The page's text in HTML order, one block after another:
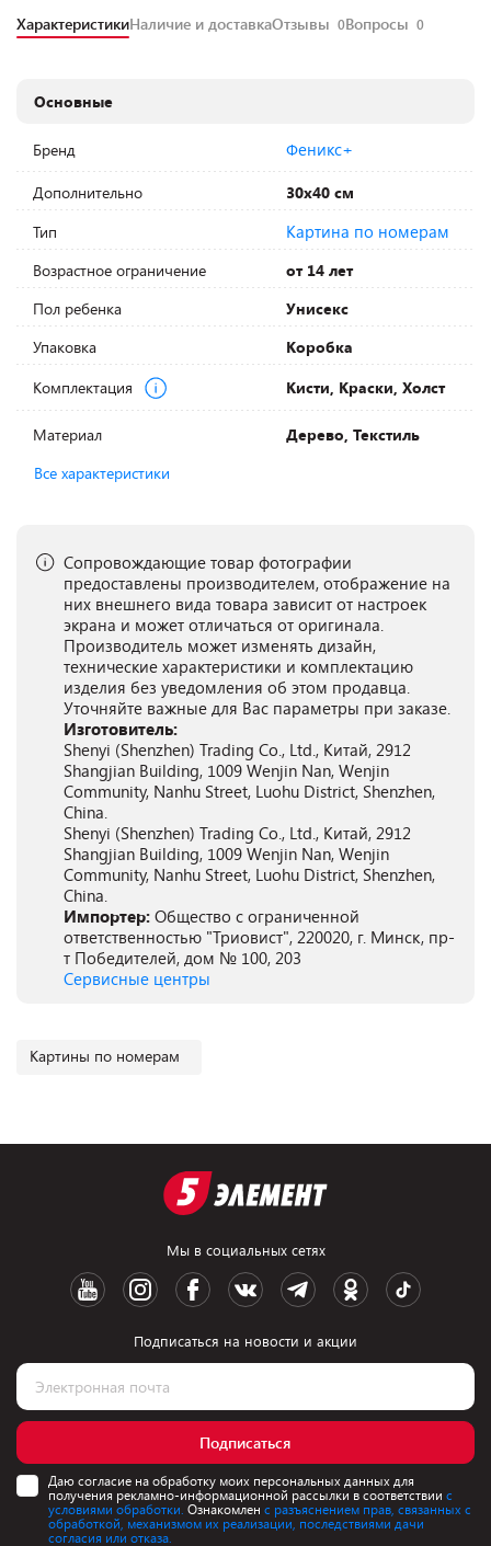
ХарактеристикиНаличие и доставкаОтзывы 0Вопросы 0
Основные
Бренд Феникс+
Дополнительно
30х40 см
Тип
Картина по номерам
Возрастное ограничение
от 14 лет
Пол ребенка
Унисекс
Упаковка
Коробка
Комплектация
Кисти, Краски, Холст
Материал
Дерево, Текстиль
Все характеристики
Сопровождающие товар фотографии
предоставлены производителем, отображение на
них внешнего вида товара зависит от настроек
экрана и может отличаться от оригинала.
Производитель может изменять дизайн,
технические характеристики и комплектацию
изделия без уведомления об этом продавца.
Уточняйте важные для Вас параметры при заказе.
Изготовитель:
Shenyi (Shenzhen) Trading Co., Ltd., Китай, 2912
Shangjian Building, 1009 Wenjin Nan, Wenjin
Community, Nanhu Street, Luohu District, Shenzhen,
China.
Shenyi (Shenzhen) Trading Co., Ltd., Китай, 2912
Shangjian Building, 1009 Wenjin Nan, Wenjin
Community, Nanhu Street, Luohu District, Shenzhen,
China.
Импортер: Общество с ограниченной
ответственностью "Триовист", 220020, г. Минск, пр-
т Победителей, дом № 100, 203
Сервисные центры
Картины по номерам
Мы в социальных сетях
Подписаться на новости и акции
Подписаться
Даю согласие на обработку моих персональных данных для
получения рекламно-информационной рассылки в соответствии с
условиями обработки. Ознакомлен с разъяснением прав, связанных с
обработкой, механизмом их реализации, последствиями дачи
согласия или отказа.